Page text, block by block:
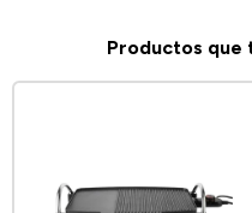
Productos que